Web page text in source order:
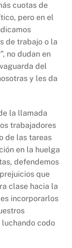
cuotas de
pero en el
de trabajo o la
no dudan en
del
y les da
la llamada
trabajadores
de las tareas
en la huelga
defendemos
que
clase hacia la
incorporarlos
luchando codo